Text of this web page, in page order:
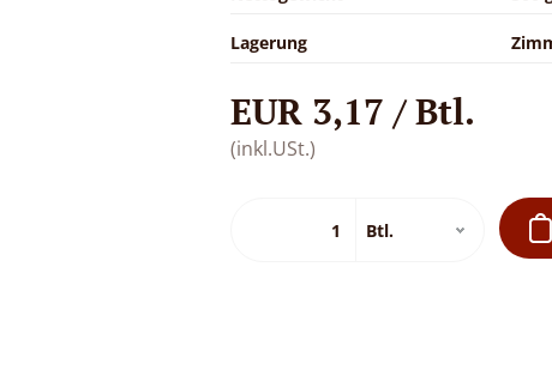
Lagerung
EUR 3,17 / Btl.
(inkl.USt.)